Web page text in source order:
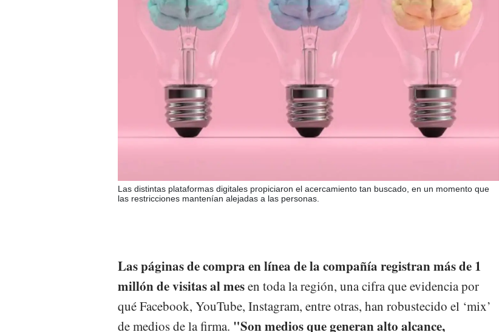
Las distintas plataformas digitales propiciaron el acercamiento tan buscado, en un momento que
las restricciones mantenían alejadas a las personas.
Las páginas de compra en línea de la compañía registran más de 1
millón de visitas al mesen toda la región, una cifra que evidencia por
qué Facebook, YouTube, Instagram, entre otras, han robustecido el ‘mix’
de medios de la firma. "Son medios que generan alto alcance,